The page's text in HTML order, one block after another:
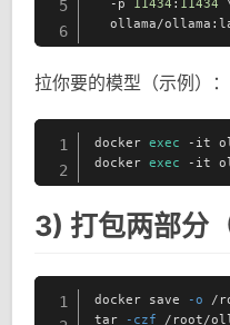
5
6
  -p
11434 : 11434
ollama/
拉你要的模型（示例）：
1
2
docker exec -it
docker exec -it
3) 打包两部分
1
docker save -o /
tar
-czf /root/